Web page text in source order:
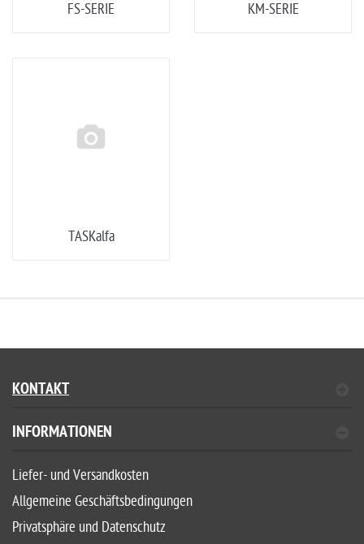
FS-SERIE KM-SERIE
TASKalfa
KONTAKT
INFORMATIONEN
Liefer- und Versandkosten
Allgemeine Geschäftsbedingungen
Privatsphäre und Datenschutz